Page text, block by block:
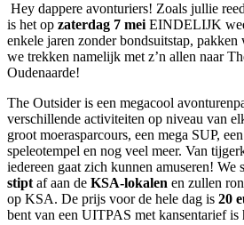
Hey dappere avonturiers! Zoals jullie
is het op zaterdag 7 meiEINDELIJK
enkele jaren zonder bondsuitstap, pakken
we trekken namelijk met z’n allen naar
Oudenaarde!
The Outsider is een megacool
verschillende activiteiten op niveau van
groot moerasparcours, een mega SUP,
speleotempel en nog veel meer. Van
iedereen gaat zich kunnen amuseren! We
stiptaf aan de KSA-lokalen en zullen
op KSA. De prijs voor de hele dag is 20
bent van een UITPAS met kansentarief is